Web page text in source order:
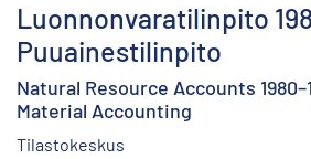
Luonnonvaratilinpito
Puuainestilinpito
Natural Resource Accounts
Material Accounting
Tilastokeskus